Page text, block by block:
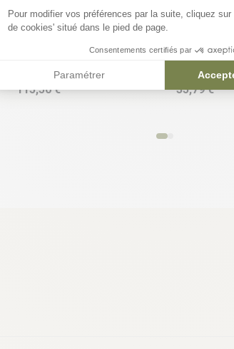
Brande de bruyère 100%
115,50 € 35,79 €
Pour modifier vos préférences par la suite, cliquez sur
de cookies' situé dans le pied de page.
Consentements certifiés par
Paramétrer